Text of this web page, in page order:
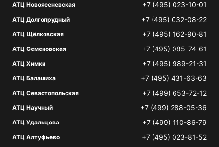
АТЦ Новоясеневская +7 (495) 023-10-01
АТЦ Долгопрудный +7 (495) 032-08-22
АТЦ Щёлковская +7 (495) 162-90-81
АТЦ Семеновская +7 (495) 085-74-61
АТЦ Химки +7 (495) 989-21-31
АТЦ Балашиха +7 (495) 431-63-63
АТЦ Севастопольская +7 (499) 653-72-12
АТЦ Научный +7 (499) 288-05-36
АТЦ Удальцова +7 (499) 110-86-79
АТЦ Алтуфьево +7 (495) 023-81-52